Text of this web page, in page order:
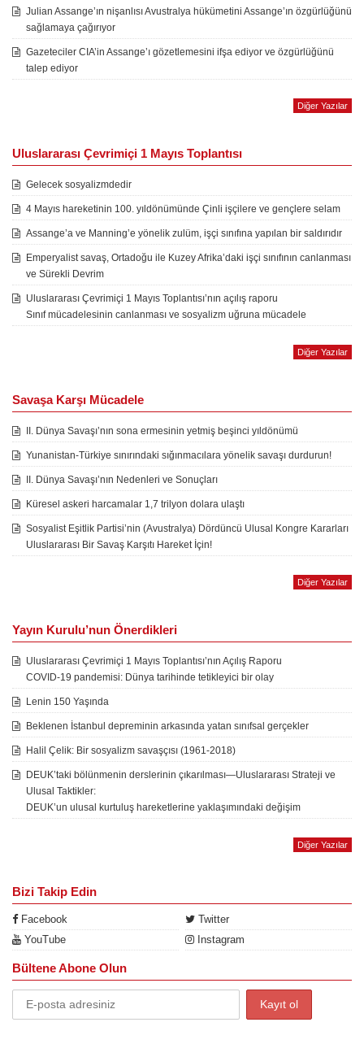
Julian Assange’ın nişanlısı Avustralya hükümetini Assange’ın özgürlüğünü
sağlamaya çağırıyor
Gazeteciler CIA’in Assange’ı gözetlemesini ifşa ediyor ve özgürlüğünü
talep ediyor
Diğer Yazılar
Uluslararası Çevrimiçi 1 Mayıs Toplantısı
Gelecek sosyalizmdedir
4 Mayıs hareketinin 100. yıldönümünde Çinli işçilere ve gençlere selam
Assange’a ve Manning’e yönelik zulüm, işçi sınıfına yapılan bir saldırıdır
Emperyalist savaş, Ortadoğu ile Kuzey Afrika’daki işçi sınıfının canlanması
ve Sürekli Devrim
Uluslararası Çevrimiçi 1 Mayıs Toplantısı’nın açılış raporu
Sınıf mücadelesinin canlanması ve sosyalizm uğruna mücadele
Diğer Yazılar
Savaşa Karşı Mücadele
II. Dünya Savaşı’nın sona ermesinin yetmiş beşinci yıldönümü
Yunanistan-Türkiye sınırındaki sığınmacılara yönelik savaşı durdurun!
II. Dünya Savaşı’nın Nedenleri ve Sonuçları
Küresel askeri harcamalar 1,7 trilyon dolara ulaştı
Sosyalist Eşitlik Partisi’nin (Avustralya) Dördüncü Ulusal Kongre Kararları
Uluslararası Bir Savaş Karşıtı Hareket İçin!
Diğer Yazılar
Yayın Kurulu’nun Önerdikleri
Uluslararası Çevrimiçi 1 Mayıs Toplantısı’nın Açılış Raporu
COVID-19 pandemisi: Dünya tarihinde tetikleyici bir olay
Lenin 150 Yaşında
Beklenen İstanbul depreminin arkasında yatan sınıfsal gerçekler
Halil Çelik: Bir sosyalizm savaşçısı (1961-2018)
DEUK’taki bölünmenin derslerinin çıkarılması—Uluslararası Strateji ve
Ulusal Taktikler:
DEUK’un ulusal kurtuluş hareketlerine yaklaşımındaki değişim
Diğer Yazılar
Bizi Takip Edin
Facebook
Twitter
YouTube
Instagram
Bültene Abone Olun